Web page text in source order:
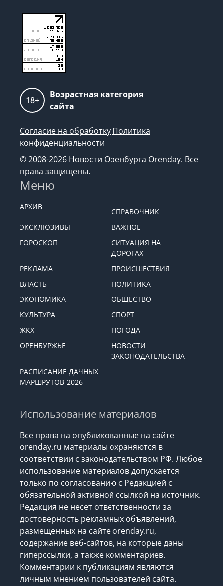
18+
Возрастная категория
сайта
Согласие на обработку Политика
конфиденциальности
© 2008-2026 Новости Оренбурга Orenday. Все
права защищены.
Меню
АРХИВ
СПРАВОЧНИК
ЭКСКЛЮЗИВЫ
ВАЖНОЕ
ГОРОСКОП
СИТУАЦИЯ НА
ДОРОГАХ
РЕКЛАМА
ПРОИСШЕСТВИЯ
ВЛАСТЬ
ПОЛИТИКА
ЭКОНОМИКА
ОБЩЕСТВО
КУЛЬТУРА
СПОРТ
ЖКХ
ПОГОДА
ОРЕНБУРЖЬЕ
НОВОСТИ
ЗАКОНОДАТЕЛЬСТВА
РАСПИСАНИЕ ДАЧНЫХ
МАРШРУТОВ-2026
Использование материалов
Все права на опубликованные на сайте
orenday.ru материалы охраняются в
соответствии с законодательством РФ. Любое
использование материалов допускается
только по согласованию с Редакцией с
обязательной активной ссылкой на источник.
Редакция не несет ответственности за
достоверность рекламных объявлений,
размещенных на сайте orenday.ru,
содержание веб-сайтов, на которые даны
гиперссылки, а также комментариев.
Комментарии к публикациям являются
личным мнением пользователей сайта.